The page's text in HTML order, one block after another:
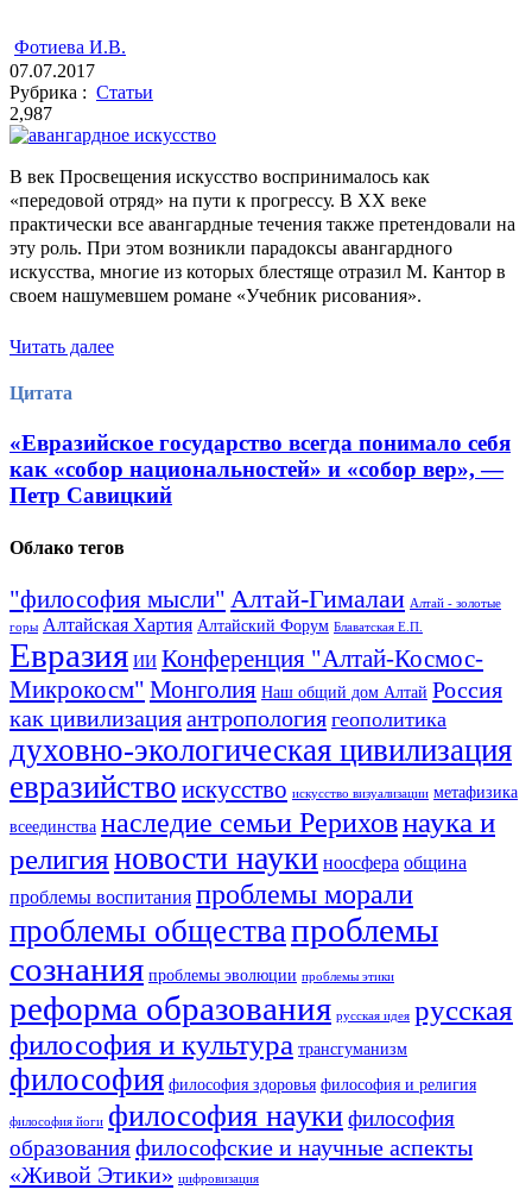
Фотиева И.В.
07.07.2017
Рубрика : Статьи
2,987
В век Просвещения искусство воспринималось как
«передовой отряд» на пути к прогрессу. В XX веке
практически все авангардные течения также претендовали на
эту роль. При этом возникли парадоксы авангардного
искусства, многие из которых блестяще отразил М. Кантор в
своем нашумевшем романе «Учебник рисования».
Читать далее
Цитата
«Евразийское государство всегда понимало себя
как «собор национальностей» и «собор вер», —
Петр Савицкий
Облако тегов
"философия мысли" Алтай-Гималаи Алтай - золотые
горы Алтайская Хартия Алтайский Форум Блаватская Е.П.
Евразия ИИ Конференция "Алтай-Космос-
Микрокосм" Монголия Наш общий дом Алтай Россия
как цивилизацияантропология геополитика
духовно-экологическая цивилизация
евразийство искусство искусство визуализации метафизика
всеединства наследие семьи Рериховнаука и
религияновости науки ноосфера община
проблемы воспитания проблемы морали
проблемы общества проблемы
сознания проблемы эволюции проблемы этики
реформа образования русская идея русская
философия и культура трансгуманизм
философия философия здоровья философия и религия
философия йоги философия наукифилософия
образованияфилософские и научные аспекты
«Живой Этики» цифровизация